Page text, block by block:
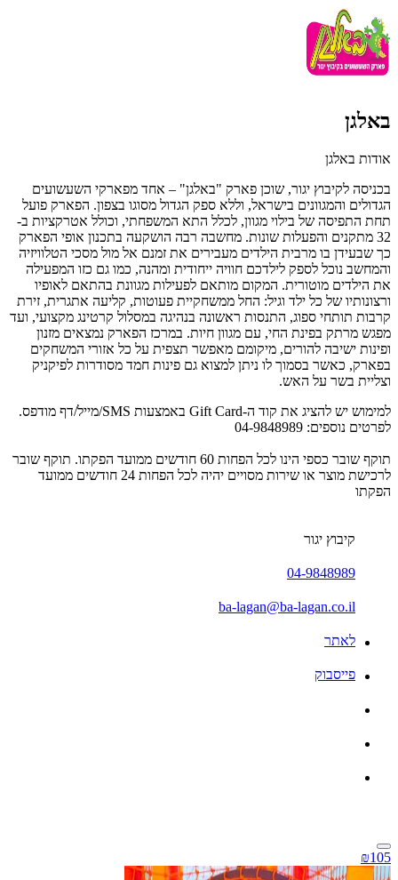
באלגן
אודות באלגן
בכניסה לקיבוץ יגור, שוכן פארק "באלגן" – אחד מפארקי השעשועים
הגדולים והמגוונים בישראל, וללא ספק הגדול מסוגו בצפון. הפארק פועל
תחת התפיסה של בילוי מגוון, לכלל התא המשפחתי, וכולל אטרקציות ב-
32 מתקנים והפעלות שונות. מחשבה רבה הושקעה בתכנון אופי הפארק
כך שבעידן בו מרבית הילדים מעבירים את זמנם אל מול מסכי הטלוויזיה
והמחשב נוכל לספק לילדכם חוויה ייחודית ומהנה, כמו גם כזו המפעילה
את הילדים מוטורית. המקום מותאם לפעילות מגוונת בהתאם לאופיו
ורצונותיו של כל ילד וגיל: החל ממשחקיית פעוטות, קליעה אתגרית, זירת
קרבות תותחי ספוג, התנסות ראשונה בנהיגה במסלול קרטינג מקצועי, ועד
מפגש מרתק בפינת החי, עם מגוון חיות. במרכז הפארק נמצאים מזנון
ופינות ישיבה להורים, מיקומם מאפשר תצפית על כל אזורי המשחקים
בפארק, כאשר בסמוך לו ניתן למצוא גם פינות חמד מסודרות לפיקניק
וצליית בשר על האש.
למימוש יש להציג את קוד ה-Gift Card באמצעות SMS/מייל/דף מודפס.
לפרטים נוספים: 04-9848989
תוקף שובר כספי הינו לכל הפחות 60 חודשים ממועד הפקתו. תוקף שובר
לרכישת מוצר או שירות מסויים יהיה לכל הפחות 24 חודשים ממועד
הפקתו
קיבוץ יגור
04-9848989
ba-lagan@ba-lagan.co.il
לאתר
פייסבוק
₪105